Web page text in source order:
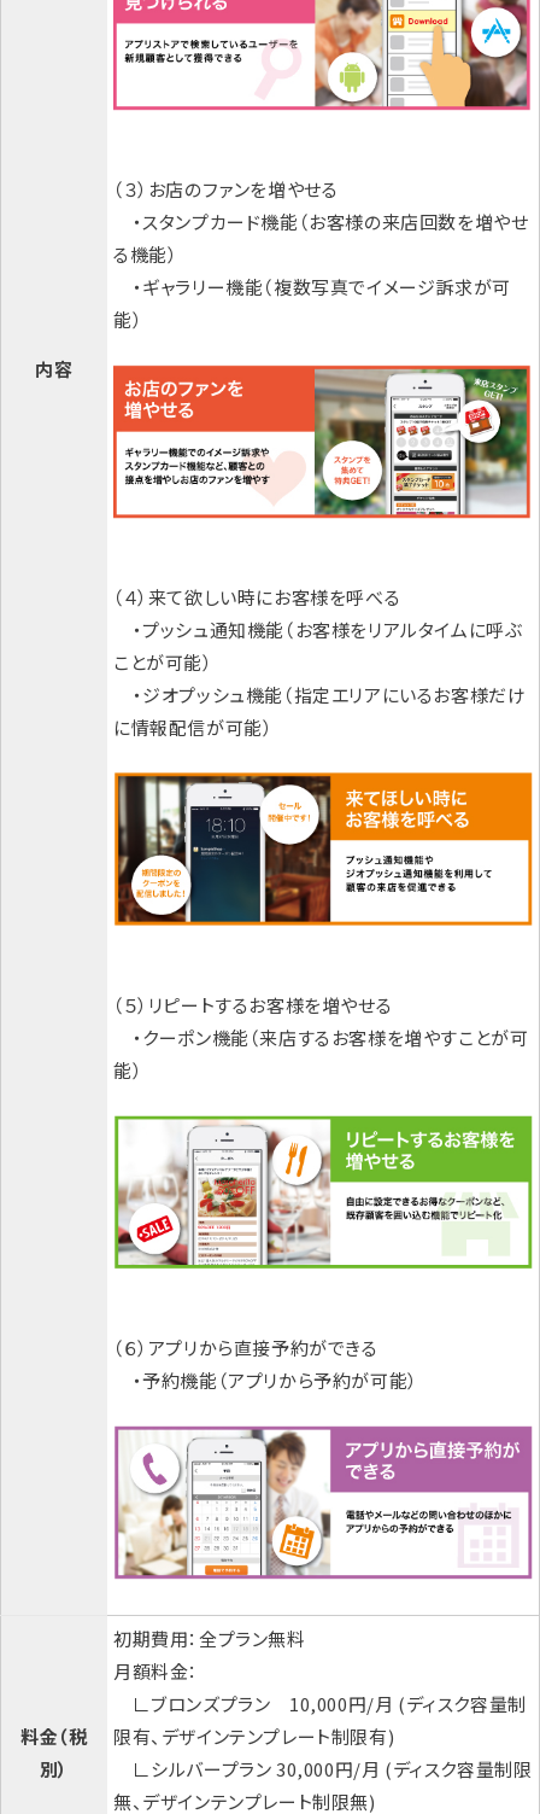
内容
（３）お店のファンを増やせる
・スタンプカード機能（お客様の来店回数を増やせ
る機能）
・ギャラリー機能（複数写真でイメージ訴求が可
能）
（４）来て欲しい時にお客様を呼べる
・プッシュ通知機能（お客様をリアルタイムに呼ぶ
ことが可能）
・ジオプッシュ機能（指定エリアにいるお客様だけ
に情報配信が可能）
（５）リピートするお客様を増やせる
・クーポン機能（来店するお客様を増やすことが可
能）
（６）アプリから直接予約ができる
・予約機能（アプリから予約が可能）
料金（税
別）
初期費用：全プラン無料
月額料金：
∟ブロンズプラン 10,000円/月 (ディスク容量制
限有、デザインテンプレート制限有)
∟シルバープラン 30,000円/月 (ディスク容量制限
無、デザインテンプレート制限無)